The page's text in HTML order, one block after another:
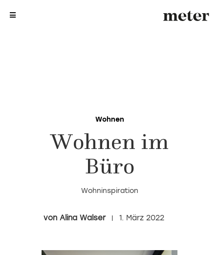
Wohnen
Wohnen im
Büro
Wohninspiration
Alina Walser 1. März 2022